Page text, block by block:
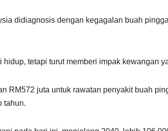
didiagnosis dengan kegagalan buah
hidup, tetapi turut memberi impak kewangan
RM572 juta untuk rawatan penyakit buah
tahun.